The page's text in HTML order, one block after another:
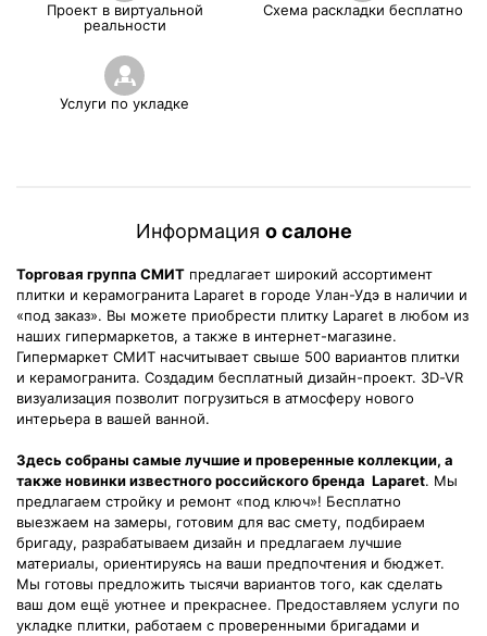
Проект в виртуальной
реальности
Услуги по укладке
Схема раскладки бесплатно
Информация о салоне
Торговая группа СМИТ предлагает широкий ассортимент
плитки и керамогранита Laparet в городе Улан-Удэ в наличии и
«под заказ». Вы можете приобрести плитку Laparet в любом из
наших гипермаркетов, а также в интернет-магазине.
Гипермаркет СМИТ насчитывает свыше 500 вариантов плитки
и керамогранита. Создадим бесплатный дизайн-проект. 3D-VR
визуализация позволит погрузиться в атмосферу нового
интерьера в вашей ванной.
Здесь собраны самые лучшие и проверенные коллекции, а
также новинки известного российского бренда Laparet. Мы
предлагаем стройку и ремонт «под ключ»! Бесплатно
выезжаем на замеры, готовим для вас смету, подбираем
бригаду, разрабатываем дизайн и предлагаем лучшие
материалы, ориентируясь на ваши предпочтения и бюджет.
Мы готовы предложить тысячи вариантов того, как сделать
ваш дом ещё уютнее и прекраснее. Предоставляем услуги по
укладке плитки, работаем с проверенными бригадами и